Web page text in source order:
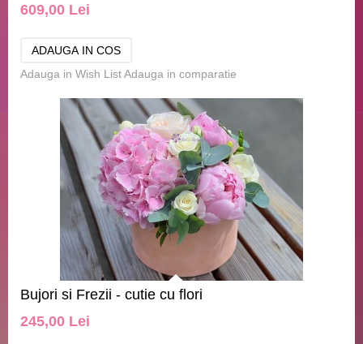
609,00 Lei
Adauga in Wish ListAdauga in comparatie
Bujori si Frezii - cutie cu flori
245,00 Lei